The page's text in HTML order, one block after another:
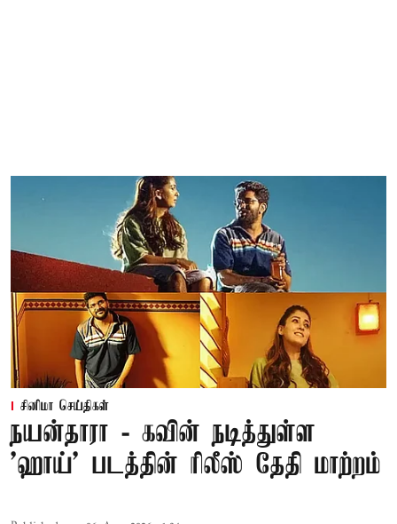
சினிமா செய்திகள்
நயன்தாரா - கவின் நடித்துள்ள
'ஹாய்' படத்தின் ரிலீஸ் தேதி மாற்றம்